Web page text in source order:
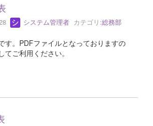
システム管理者 カテゴリ:総務部
す。PDFファイルとなっておりますの
ご利用ください。